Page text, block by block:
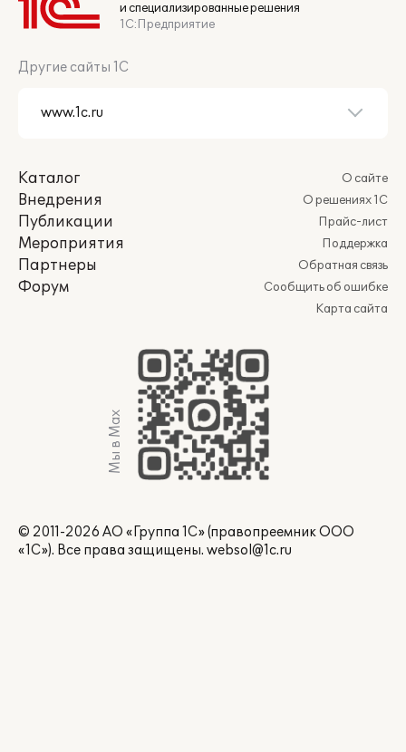
и специализированные решения
1С:Предприятие
Другие сайты 1С
Каталог
Внедрения
Публикации
Мероприятия
Партнеры
Форум
О сайте
О решениях 1С
Прайс-лист
Поддержка
Обратная связь
Сообщить об ошибке
Карта сайта
Мы в Max
© 2011-2026 АО «Группа 1С» (правопреемник ООО
«1С»). Все права защищены. websol@1c.ru